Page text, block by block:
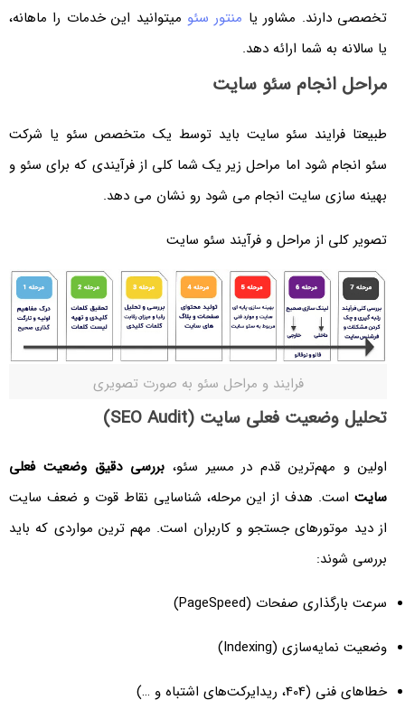
تخصصی دارند. مشاور یا منتور سئومیتوانید این خدمات را ماهانه،
یا سالانه به شما ارائه دهد.
مراحل انجام سئو سایت
طبیعتا فرایند سئو سایت باید توسط یک متخصص سئو یا شرکت
سئو انجام شود اما مراحل زیر یک شما کلی از فرآیندی که برای سئو و
بهینه سازی سایت انجام می شود رو نشان می دهد.
تصویر کلی از مراحل و فرآیند سئو سایت
فرایند و مراحل سئو به صورت تصویری
تحلیل وضعیت فعلی سایت (SEO Audit)
اولین و مهم‌ترین قدم در مسیر سئو، بررسی دقیق وضعیت فعلی
سایتاست. هدف از این مرحله، شناسایی نقاط قوت و ضعف سایت
از دید موتورهای جستجو و کاربران است. مهم ترین مواردی که باید
بررسی شوند:
سرعت بارگذاری صفحات (PageSpeed)
وضعیت نمایه‌سازی (Indexing)
خطاهای فنی (404، ریدایرکت‌های اشتباه و …)